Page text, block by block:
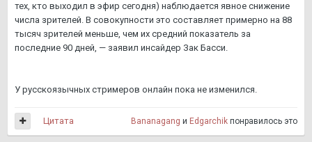
тех, кто выходил в эфир сегодня) наблюдается явное снижение
числа зрителей. В совокупности это составляет примерно на 88
тысяч зрителей меньше, чем их средний показатель за
последние 90 дней, — заявил инсайдер Зак Басси.
У русскоязычных стримеров онлайн пока не изменился.
Bananagang и Edgarchik понравилось это
Цитата